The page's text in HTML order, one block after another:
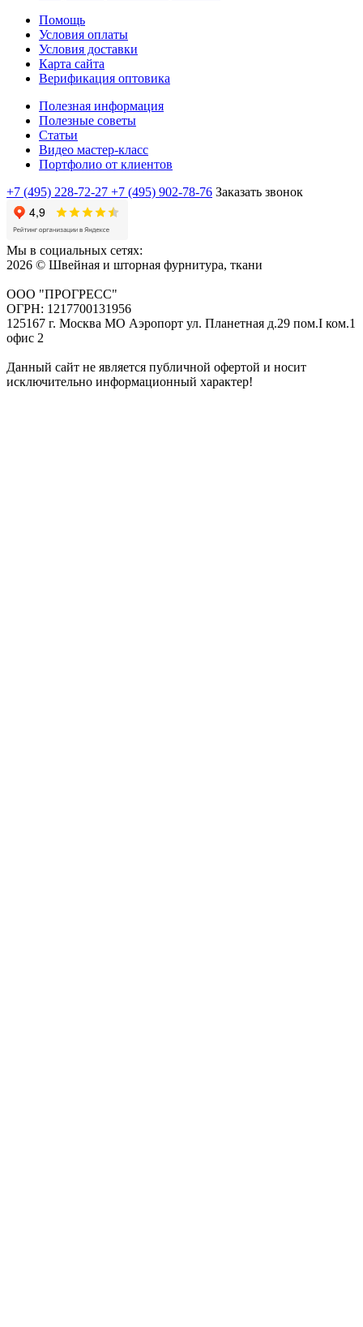
Помощь
Условия оплаты
Условия доставки
Карта сайта
Верификация оптовика
Полезная информация
Полезные советы
Статьи
Видео мастер-класс
Портфолио от клиентов
+7 (495) 228-72-27 +7 (495) 902-78-76 Заказать звонок
Мы в социальных сетях:
2026 © Швейная и шторная фурнитура, ткани
ООО "ПРОГРЕСС"
ОГРН: 1217700131956
125167 г. Москва МО Аэропорт ул. Планетная д.29 пом.I ком.1
офис 2
Данный сайт не является публичной офертой и носит
исключительно информационный характер!